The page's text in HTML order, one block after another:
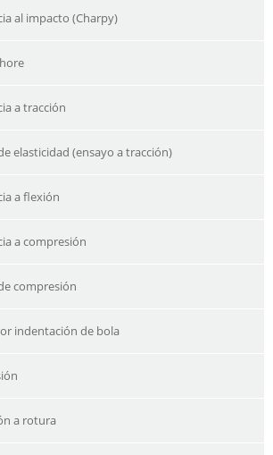
al impacto (Charpy)
a tracción
elasticidad (ensayo a tracción)
a flexión
a compresión
compresión
indentación de bola
a rotura